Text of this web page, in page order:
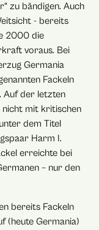
zu bändigen. Auch
- bereits
2000 die
voraus. Bei
Germania
Fackeln
Auf der letzten
nicht mit kritischen
dem Titel
Harm I.
erreichte bei
– nur den
bereits Fackeln
(heute Germania)